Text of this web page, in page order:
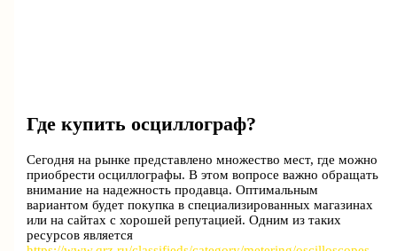
Где купить осциллограф?
Сегодня на рынке представлено множество мест, где можно
приобрести осциллографы. В этом вопросе важно обращать
внимание на надежность продавца. Оптимальным
вариантом будет покупка в специализированных магазинах
или на сайтах с хорошей репутацией. Одним из таких
ресурсов является